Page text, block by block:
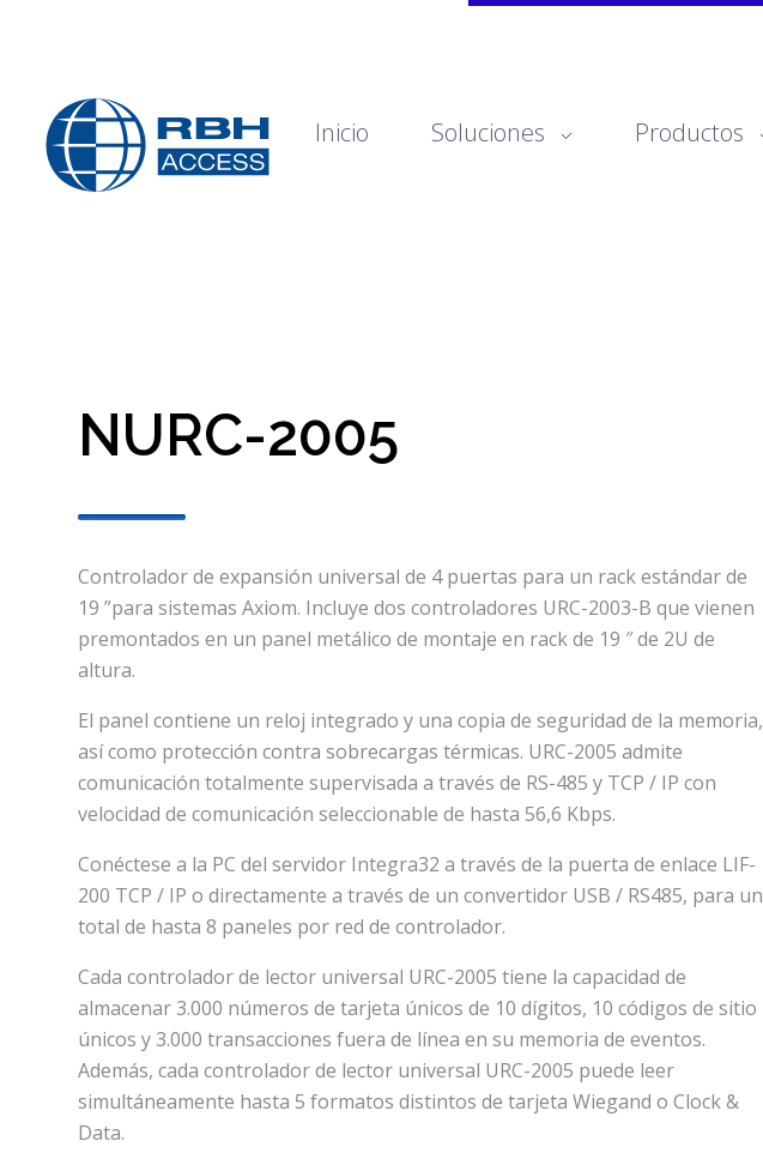
Inicio Soluciones Productos
NURC-2005
Controlador de expansión universal de 4 puertas para un rack estándar de
19 ”para sistemas Axiom. Incluye dos controladores URC-2003-B que vienen
premontados en un panel metálico de montaje en rack de 19 ″ de 2U de
altura.
El panel contiene un reloj integrado y una copia de seguridad de la memoria,
así como protección contra sobrecargas térmicas. URC-2005 admite
comunicación totalmente supervisada a través de RS-485 y TCP / IP con
velocidad de comunicación seleccionable de hasta 56,6 Kbps.
Conéctese a la PC del servidor Integra32 a través de la puerta de enlace LIF-
200 TCP / IP o directamente a través de un convertidor USB / RS485, para un
total de hasta 8 paneles por red de controlador.
Cada controlador de lector universal URC-2005 tiene la capacidad de
almacenar 3.000 números de tarjeta únicos de 10 dígitos, 10 códigos de sitio
únicos y 3.000 transacciones fuera de línea en su memoria de eventos.
Además, cada controlador de lector universal URC-2005 puede leer
simultáneamente hasta 5 formatos distintos de tarjeta Wiegand o Clock &
Data.